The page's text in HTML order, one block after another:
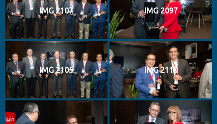
IMG 2107 IMG 2097
IMG 2105 IMG 2110